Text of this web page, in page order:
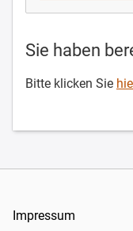
Sie haben
Bitte klicken Sie
Impressum